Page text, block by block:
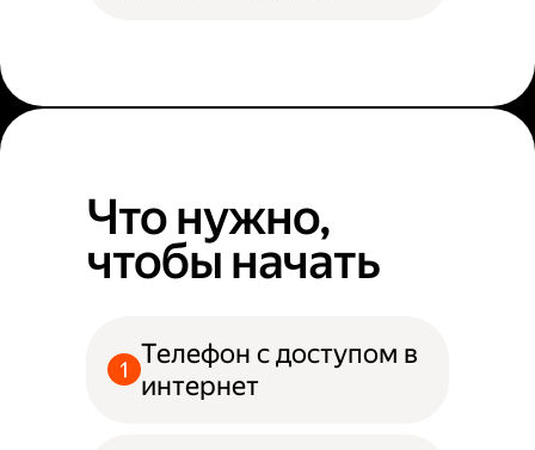
Что нужно,
чтобы начать
Телефон с доступом в
интернет